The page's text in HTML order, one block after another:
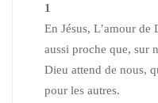
1
En Jésus, L’amour de
aussi proche que, sur
Dieu attend de nous,
pour les autres.